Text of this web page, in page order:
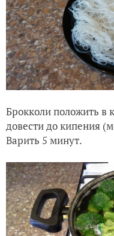
Брокколи положить в
довести до кипения
Варить 5 минут.